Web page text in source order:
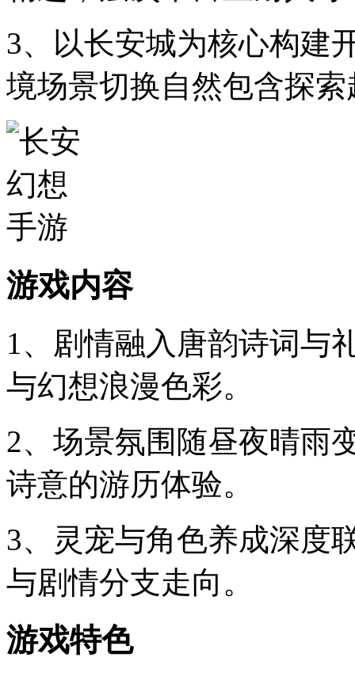
3、以长安城为核心构建
境场景切换自然包含探索
游戏内容
1、剧情融入唐韵诗词与
与幻想浪漫色彩。
2、场景氛围随昼夜晴雨
诗意的游历体验。
3、灵宠与角色养成深度
与剧情分支走向。
游戏特色